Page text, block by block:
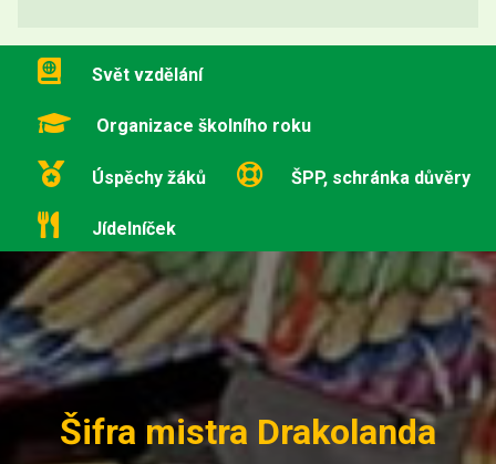
Svět vzdělání
Organizace školního roku
Úspěchy žáků ŠPP, schránka důvěry
Jídelníček
Šifra mistra Drakolanda